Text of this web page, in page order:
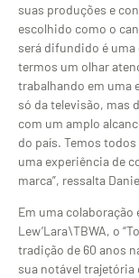
suas produções e
escolhido como o
será difundido é
termos um olhar
trabalhando em uma
só da televisão, mas
com um amplo
do país. Temos
uma experiência de
marca”, ressalta
Em uma colaboração
Lew’Lara\TBWA, o
tradição de 60 anos
sua notável trajetória